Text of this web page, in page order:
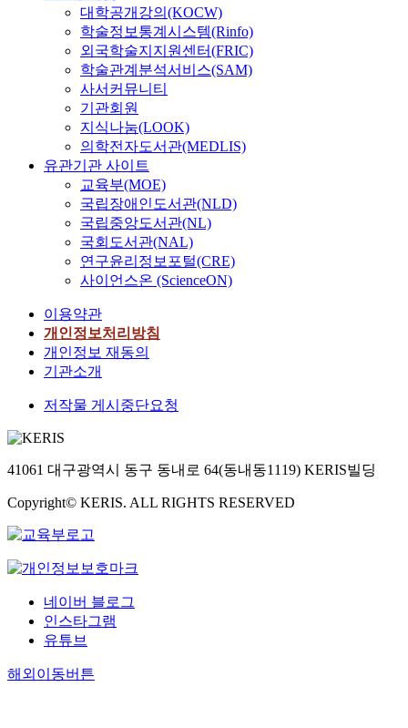
대학공개강의(KOCW)
학술정보통계시스템(Rinfo)
외국학술지지원센터(FRIC)
학술관계분석서비스(SAM)
사서커뮤니티
기관회원
지식나눔(LOOK)
의학전자도서관(MEDLIS)
유관기관 사이트
교육부(MOE)
국립장애인도서관(NLD)
국립중앙도서관(NL)
국회도서관(NAL)
연구윤리정보포털(CRE)
사이언스온 (ScienceON)
이용약관
개인정보처리방침
개인정보 재동의
기관소개
저작물 게시중단요청
41061 대구광역시 동구 동내로 64(동내동1119) KERIS빌딩
Copyright© KERIS. ALL RIGHTS RESERVED
네이버 블로그
인스타그램
유튜브
해외이동버튼